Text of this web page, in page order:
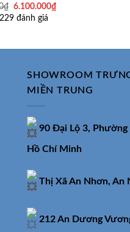
₫ Giá
gốc
là:
6.100.000₫
229 đánh giá
SHOWROOM
MIỀN TRUNG
90 Đại Lộ 3,
Hồ Chí Minh
Thị Xã An Nhơn, An
212 An Dương